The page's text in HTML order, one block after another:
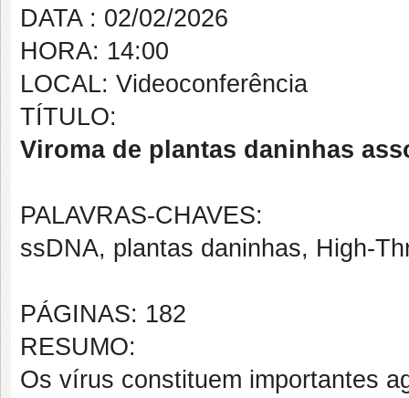
DATA : 02/02/2026
HORA: 14:00
LOCAL: Videoconferência
TÍTULO:
Viroma de plantas daninhas
PALAVRAS-CHAVES:
ssDNA, plantas daninhas, High-
PÁGINAS: 182
RESUMO:
Os vírus constituem importantes